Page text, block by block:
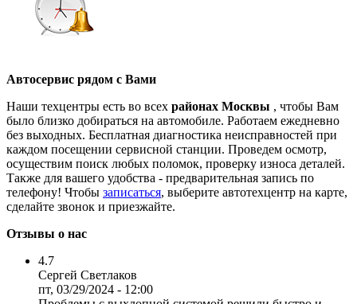
Автосервис рядом с Вами
Наши техцентры есть во всех районах Москвы , чтобы Вам
было близко добираться на автомобиле. Работаем ежедневно
без выходных. Бесплатная диагностика неисправностей при
каждом посещении сервисной станции. Проведем осмотр,
осуществим поиск любых поломок, проверку износа деталей.
Также для вашего удобства - предварительная запись по
телефону! Чтобы записаться, выберите автотехцентр на карте,
сделайте звонок и приезжайте.
Отзывы о нас
4.7
Сергей Светлаков
пт, 03/29/2024 - 12:00